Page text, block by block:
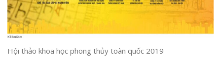
Hội thảo khoa học phong thủy toàn quốc 2019